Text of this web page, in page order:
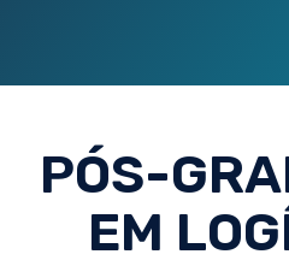
PÓS-
EM